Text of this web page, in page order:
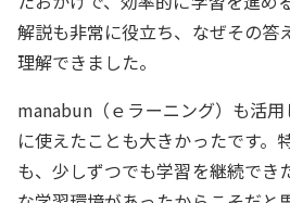
解説も非常に役立ち、なぜその答
理解できました。
manabun（ｅラーニング）も活
に使えたことも大きかったです。
も、少しずつでも学習を継続でき